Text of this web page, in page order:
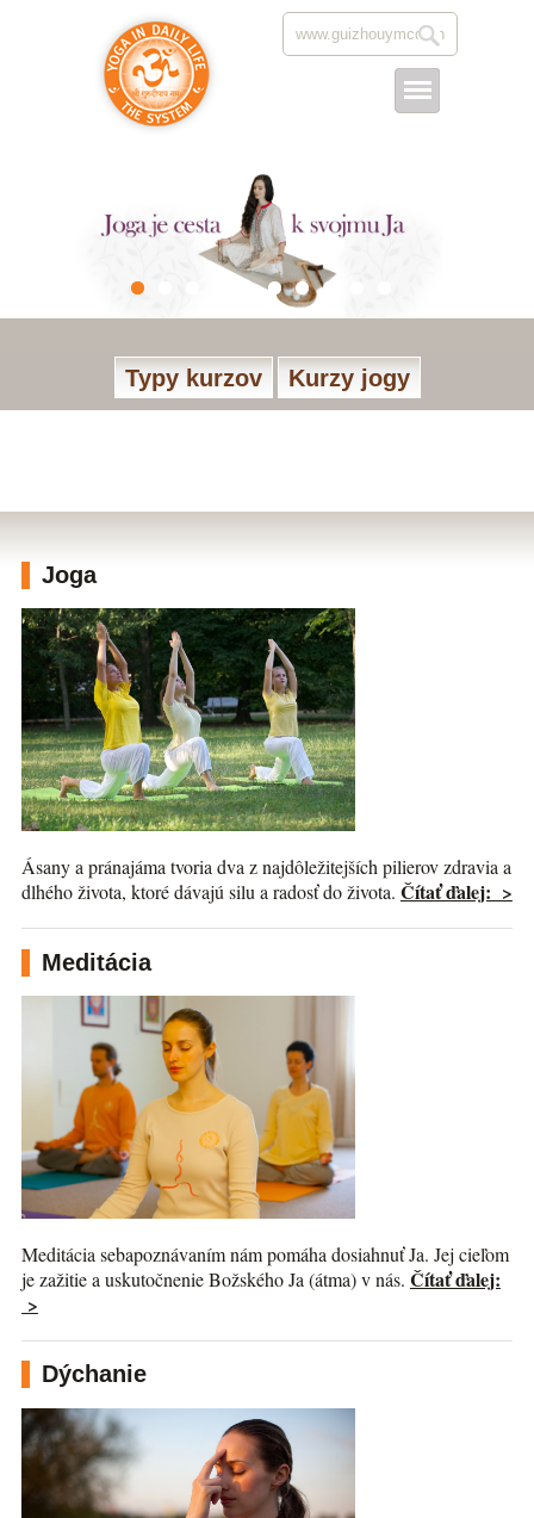
Typy kurzov Kurzy jogy
Joga
Ásany a pránajáma tvoria dva z najdôležitejších pilierov zdravia a
dlhého života, ktoré dávajú silu a radosť do života. Čítať ďalej: >
Meditácia
Meditácia sebapoznávaním nám pomáha dosiahnuť Ja. Jej cieľom
je zažitie a uskutočnenie Božského Ja (átma) v nás. Čítať ďalej:
>
Dýchanie